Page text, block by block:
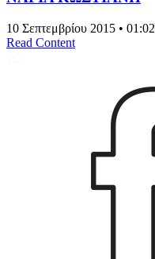
10 Σεπτεμβρίου 2015 • 01:02
Read Content